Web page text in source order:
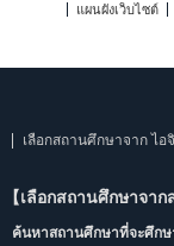
แผนผังเว็บไซต์
เลือกสถานศึกษาจาก ไอ
【เลือกสถานศึกษาจาก
ค้นหาสถานศึกษาที่จะศึก